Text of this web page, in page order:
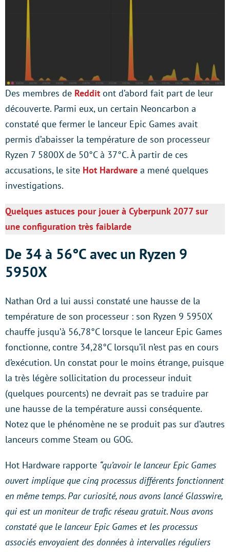
Des membres de Reddit ont d’abord fait part de leur
découverte. Parmi eux, un certain Neoncarbon a
constaté que fermer le lanceur Epic Games avait
permis d’abaisser la température de son processeur
Ryzen 7 5800X de 50°C à 37°C. À partir de ces
accusations, le site Hot Hardware a mené quelques
investigations.
Quelques astuces pour jouer à Cyberpunk 2077 sur
une configuration très faiblarde
De 34 à 56°C avec un Ryzen 9
5950X
Nathan Ord a lui aussi constaté une hausse de la
température de son processeur : son Ryzen 9 5950X
chauffe jusqu’à 56,78°C lorsque le lanceur Epic Games
fonctionne, contre 34,28°C lorsqu’il n’est pas en cours
d’exécution. Un constat pour le moins étrange, puisque
la très légère sollicitation du processeur induit
(quelques pourcents) ne devrait pas se traduire par
une hausse de la température aussi conséquente.
Notez que le phénomène ne se produit pas sur d’autres
lanceurs comme Steam ou GOG.
Hot Hardware rapporte “qu’avoir le lanceur Epic Games
ouvert implique que cinq processus différents fonctionnent
en même temps. Par curiosité, nous avons lancé Glasswire,
qui est un moniteur de trafic réseau gratuit. Nous avons
constaté que le lanceur Epic Games et les processus
associés envoyaient des données à intervalles réguliers